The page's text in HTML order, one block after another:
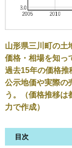
山形県三川町の土
価格・相場を知っ
過去15年の価格推
公示地価や実際の
う。（価格推移は
力で作成）
目次